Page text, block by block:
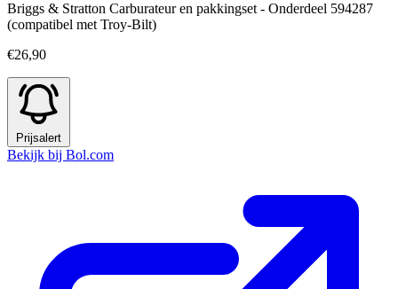
Briggs & Stratton Carburateur en pakkingset - Onderdeel 594287
(compatibel met Troy-Bilt)
€26,90
Prijsalert
Bekijk bij Bol.com